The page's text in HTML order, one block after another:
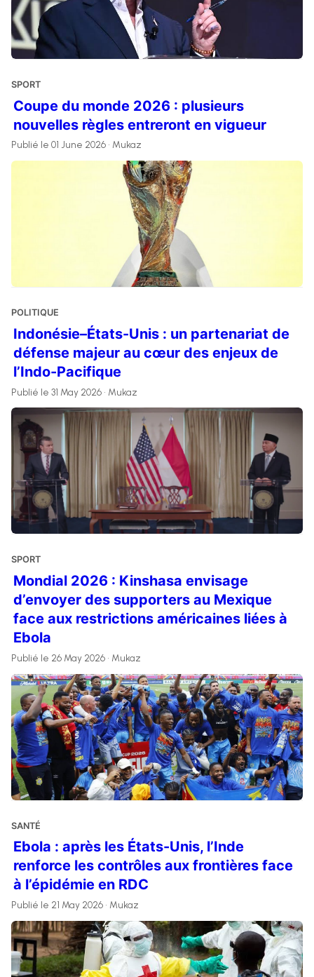
SPORT
Coupe du monde 2026 : plusieurs
nouvelles règles entreront en vigueur
Publié le 01 June 2026 • Mukaz
POLITIQUE
Indonésie–États-Unis : un partenariat de
défense majeur au cœur des enjeux de
l’Indo-Pacifique
Publié le 31 May 2026 • Mukaz
SPORT
Mondial 2026 : Kinshasa envisage
d’envoyer des supporters au Mexique
face aux restrictions américaines liées à
Ebola
Publié le 26 May 2026 • Mukaz
SANTÉ
Ebola : après les États-Unis, l’Inde
renforce les contrôles aux frontières face
à l’épidémie en RDC
Publié le 21 May 2026 • Mukaz